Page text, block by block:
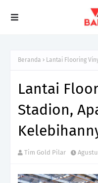
Beranda Lantai Flooring
Lantai
Stadion,
Tim Gold Pilar